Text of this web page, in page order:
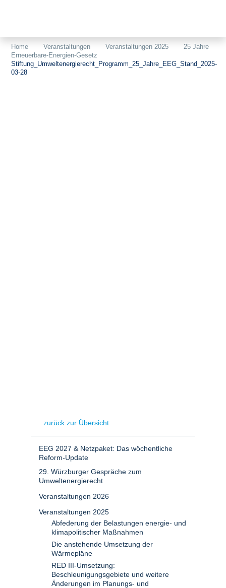
Home Veranstaltungen Veranstaltungen 2025
25 Jahre
Erneuerbare-Energien-Gesetz
Stiftung_Umweltenergierecht_Programm_25_Jahre_EEG_Stand_2025-
03-28
zurück zur Übersicht
EEG 2027 & Netzpaket: Das wöchentliche
Reform-Update
29. Würzburger Gespräche zum
Umweltenergierecht
Veranstaltungen 2026
Veranstaltungen 2025
Abfederung der Belastungen energie- und
klimapolitischer Maßnahmen
Die anstehende Umsetzung der
Wärmepläne
RED III-Umsetzung:
Beschleunigungsgebiete und weitere
Änderungen im Planungs- und